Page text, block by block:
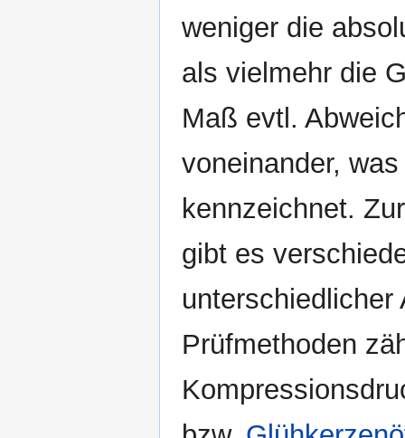
weniger die
als vielmehr die
Maß evtl.
voneinander,
kennzeichnet.
gibt es
Prüfmethoden